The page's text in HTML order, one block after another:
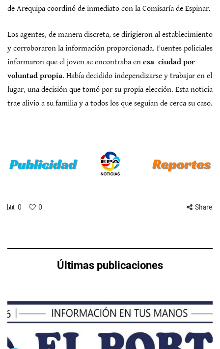
de Arequipa coordinó de inmediato con la Comisaría de Espinar.
Los agentes, de manera discreta, se dirigieron al establecimiento
y corroboraron la información proporcionada. Fuentes policiales
informaron que el joven se encontraba en esa ciudad por
voluntad propia. Había decidido independizarse y trabajar en el
lugar, una decisión que tomó por su propia elección. Esta noticia
trae alivio a su familia y a todos los que seguían de cerca su caso.
0 0 Share
Últimas publicaciones